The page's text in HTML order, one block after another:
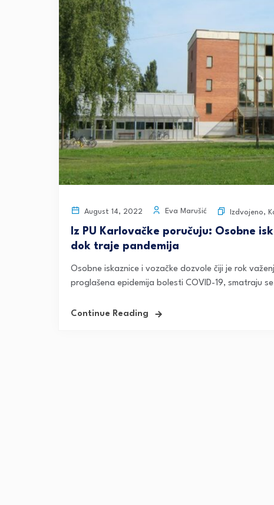
August 14, 2022 Eva Marušić Izdvojeno,
Iz PU Karlovačke poručuju: Osobne
dok traje pandemija
Osobne iskaznice i vozačke dozvole čiji je rok
proglašena epidemija bolesti COVID-19, smatraju
Continue Reading